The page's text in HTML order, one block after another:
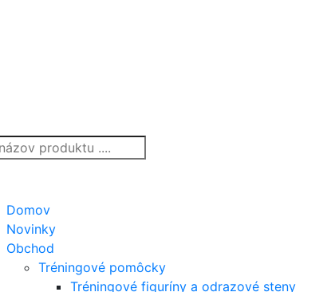
Domov
Novinky
Obchod
Tréningové pomôcky
Tréningové figuríny a odrazové steny